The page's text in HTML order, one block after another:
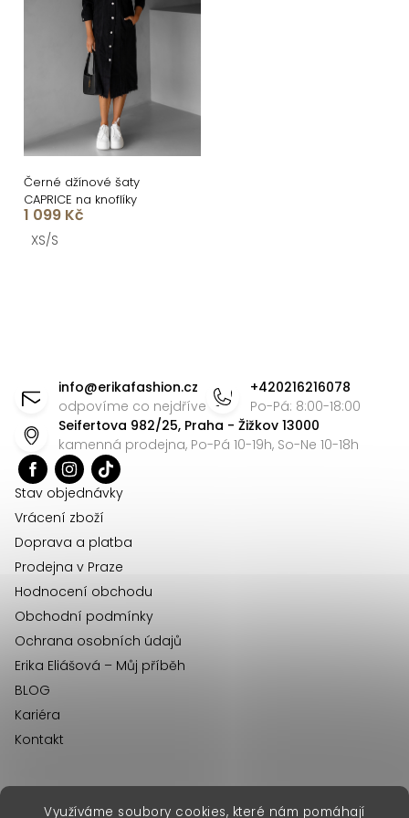
Využíváme soubory cookies, které nám pomáhají
Černé džínové šaty
CAPRICE na knoflíky
1 099 Kč
XS/S
a
c
í
info@erikafashion.cz
odpovíme co nejdříve
+420216216078
Po-Pá: 8:00-18:00
Seifertova 982/25, Praha - Žižkov 13000
kamenná prodejna, Po-Pá 10-19h, So-Ne 10-18h
Stav objednávky
Vrácení zboží
Doprava a platba
Prodejna v Praze
Hodnocení obchodu
Obchodní podmínky
Ochrana osobních údajů
Erika Eliášová – Můj příběh
BLOG
Kariéra
Kontakt